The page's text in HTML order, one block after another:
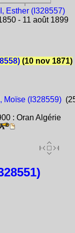
Esther (I328557)
- 11 août 1899
(10 nov 1871)
Moïse (I328559)
: Oran Algérie